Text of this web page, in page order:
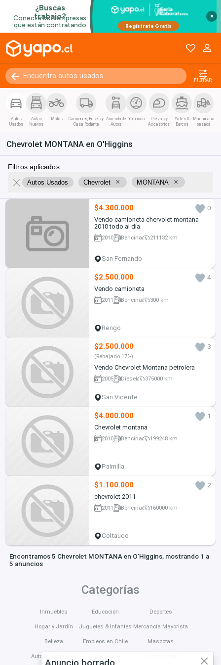
×
FILTRAR
Autos
Usados
Autos
Nuevos
Motos
Camiones, Buses y
Casa Rodante
Arriendo de
Autos
Yo busco
Piezas y
Accesorios
Yates &
Barcos
Maquinaria
pesada
Chevrolet MONTANA en O'Higgins
Filtros aplicados
Autos Usados Chevrolet × MONTANA ×
$4.300.000
0
Vendo camioneta chervolet montana
2010 todo al día
2010 Bencina 211132 km
San Fernando
$2.500.000
4
Vendo camioneta
2011 Bencina 300 km
Rengo
$2.500.000 3
(Rebajado 17%)
Vendo Chevrolet Montana petrolera
2005 Diesel 375000 km
San Vicente
$4.000.000
1
Chevrolet montana
2010 Bencina 199248 km
Palmilla
$1.100.000
2
chevrolet 2011
2011 Bencina 160000 km
Coltauco
Encontramos 5 Chevrolet MONTANA en O'Higgins, mostrando 1 a
5 anuncios
Categorías
Inmuebles
Hogar y Jardín
Belleza
Autos y Vehículos
Educación
Juguetes & Infantes
Empleos en Chile
Deportes
Mercancía Mayorista
Mascotas